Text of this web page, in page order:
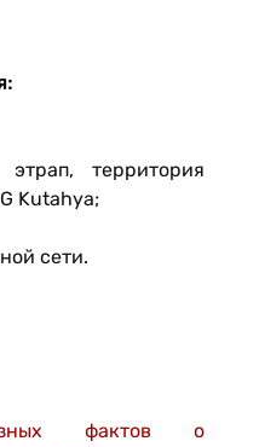
территория
Kutahya;
сети.
фактов о